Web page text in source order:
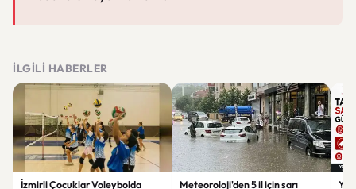
İLGILI HABERLER
İzmirli Çocuklar Voleybolda
Meteoroloji'den 5 il için sarı